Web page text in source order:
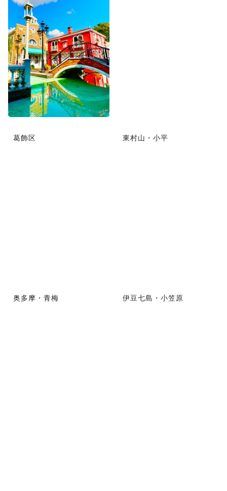
葛飾区 東村山・小平
奥多摩・青梅 伊豆七島・小笠原